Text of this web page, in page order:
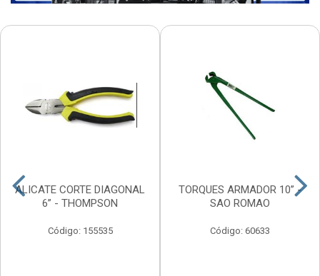
ALICATE CORTE DIAGONAL
6” - THOMPSON
Código: 155535
TORQUES ARMADOR 10” -
SAO ROMAO
Código: 60633